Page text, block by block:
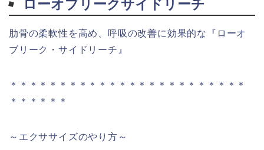
ローオブリークサイドリーチ
肋骨の柔軟性を高め、呼吸の改善に効果的な『ローオ
ブリーク・サイドリーチ』
＊＊＊＊＊＊＊＊＊＊＊＊＊＊＊＊＊＊＊＊＊＊＊＊
＊＊＊＊＊＊
～エクササイズのやり方～